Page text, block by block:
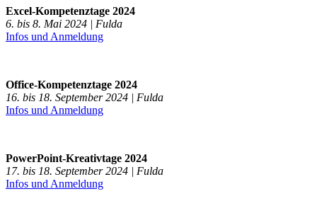
Excel-Kompetenztage 2024
6. bis 8. Mai 2024 | Fulda
Infos und Anmeldung
Office-Kompetenztage 2024
16. bis 18. September 2024 | Fulda
Infos und Anmeldung
PowerPoint-Kreativtage 2024
17. bis 18. September 2024 | Fulda
Infos und Anmeldung